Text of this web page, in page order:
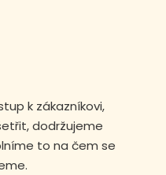
k zákazníkovi,
dodržujeme
to na čem se